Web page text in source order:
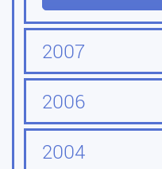
2007
2006
2004